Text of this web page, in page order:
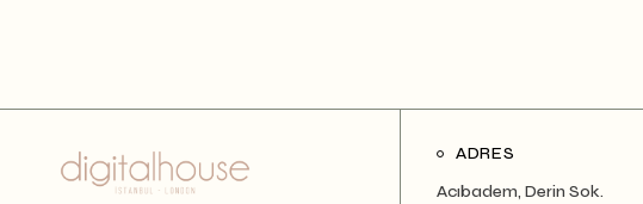
ADRES
Acıbadem, Derin Sok.